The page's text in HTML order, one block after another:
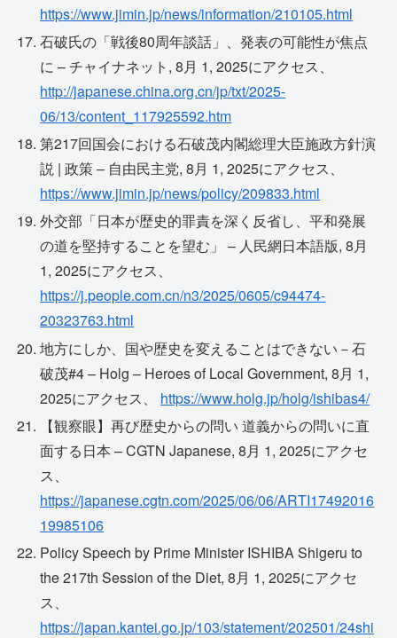
https://www.jimin.jp/news/information/210105.html
石破氏の「戦後80周年談話」、発表の可能性が焦点
に – チャイナネット, 8月 1, 2025にアクセス、
http://japanese.china.org.cn/jp/txt/2025-
06/13/content_117925592.htm
第217回国会における石破茂内閣総理大臣施政方針演
説 | 政策 – 自由民主党, 8月 1, 2025にアクセス、
https://www.jimin.jp/news/policy/209833.html
外交部「日本が歴史的罪責を深く反省し、平和発展
の道を堅持することを望む」 – 人民網日本語版, 8月
1, 2025にアクセス、
https://j.people.com.cn/n3/2025/0605/c94474-
20323763.html
地方にしか、国や歴史を変えることはできない－石
破茂#4 – Holg – Heroes of Local Government, 8月 1,
2025にアクセス、 https://www.holg.jp/holg/ishibas4/
【観察眼】再び歴史からの問い 道義からの問いに直
面する日本 – CGTN Japanese, 8月 1, 2025にアクセ
ス、
https://japanese.cgtn.com/2025/06/06/ARTI17492016
19985106
Policy Speech by Prime Minister ISHIBA Shigeru to
the 217th Session of the Diet, 8月 1, 2025にアクセ
ス、
https://japan.kantei.go.jp/103/statement/202501/24shi